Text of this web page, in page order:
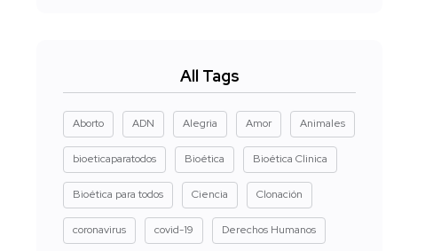
All Tags
Aborto ADN Alegria Amor Animales
bioeticaparatodos Bioética Bioética Clinica
Bioética para todos Ciencia Clonación
coronavirus covid-19 Derechos Humanos